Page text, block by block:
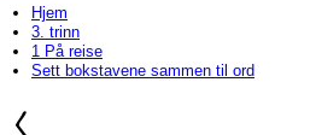
Hjem
3. trinn
1 På reise
Sett bokstavene sammen til ord